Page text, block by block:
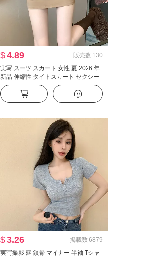
$4.89 販売数 130
実写 スーツ スカート 女性 夏 2026 年
新品 伸縮性 タイトスカート セクシー
セクシースタイル ハイウエスト A字
ミニスカート
$3.26 掲載数 6879
実写撮影 露 鎖骨 マイナー 半袖 Tシャ